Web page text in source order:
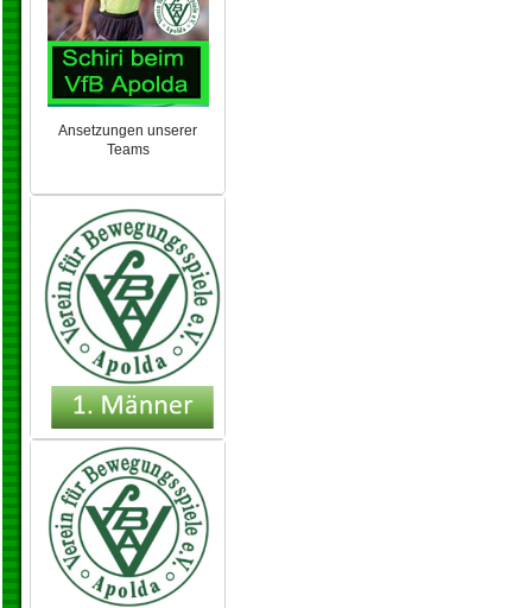
Ansetzungen unserer
Teams